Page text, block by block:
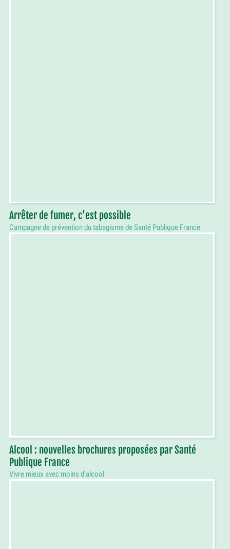
Arrêter de fumer, c'est possible
Campagne de prévention du tabagisme de Santé Publique France
Alcool : nouvelles brochures proposées par Santé
Publique France
Vivre mieux avec moins d'alcool